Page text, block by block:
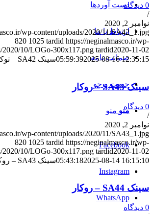
دست آوردها
ارتباط با ما
ضمانت نامه
جست و جو
منو منو
Facebook
Instagram
WhatsApp
0 دیدگاه
/
نوامبر 2, 2020
wp-content/uploads/2020/11/SA42_1.jpg
820 1025 tardid https://neginalmasco.ir/wp-
2020/10/LOGo-300x117.png tardid2020-11-02
05:59:392025-08-16 12:35:15 سینک SA42 – توکار
سینک SA43 – روکار
0 دیدگاه
/
نوامبر 2, 2020
wp-content/uploads/2020/11/SA43_1.jpg
820 1025 tardid https://neginalmasco.ir/wp-
2020/10/LOGo-300x117.png tardid2020-11-02
05:43:182025-08-14 16:15:10 سینک SA43 – روکار
سینک SA44 – روکار
0 دیدگاه